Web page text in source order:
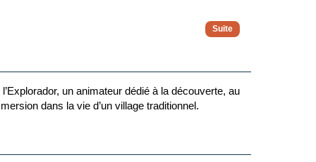
sport, du bien-être ou de la découverte. Le soir
aux jeux ou danses locales…
notre mascotte Teddy pour des chorégraphies
(11-13) et les Challengers (14-17)
camp sur la plage.
un animateur dédié à la découverte, au
dans la vie d’un village traditionnel.